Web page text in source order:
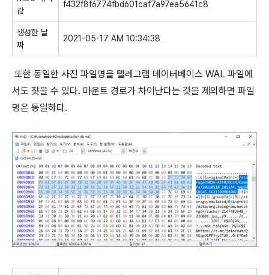
값
f432f8f6774fbd601caf7a97ea5641c8
생성한 날
짜
2021-05-17 AM 10:34:38
또한 동일한 사진 파일명을 텔레그램 데이터베이스 WAL 파일에
서도 찾을 수 있다. 마운트 경로가 차이난다는 것을 제외하면 파일
명은 동일하다.